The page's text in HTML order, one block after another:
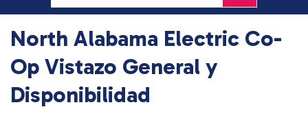
North Alabama Electric Co-
Op Vistazo General y
Disponibilidad